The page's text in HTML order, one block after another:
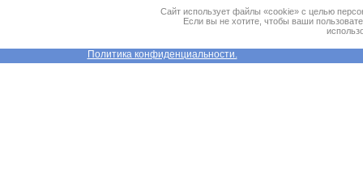
Сайт использует файлы «cookie» с целью
Если вы не хотите, чтобы ваши
Политика конфиденциальности.